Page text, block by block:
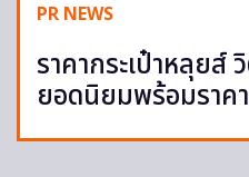
PR NEWS
ราคากระเป๋าหลุยส์
ยอดนิยมพร้อมราคา